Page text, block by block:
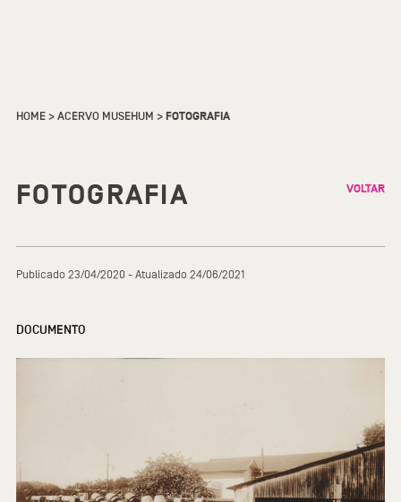
HOME>ACERVO MUSEHUM >FOTOGRAFIA
FOTOGRAFIA VOLTAR
Publicado 23/04/2020 - Atualizado 24/06/2021
DOCUMENTO